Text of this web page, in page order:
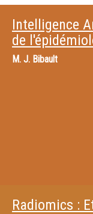
Intelligence
de
M. J. Bibault
Radiomics :